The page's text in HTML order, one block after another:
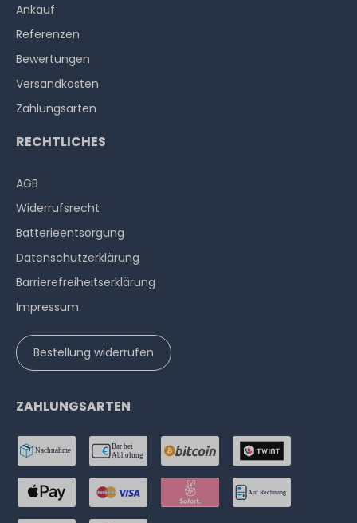
Ankauf
Referenzen
Bewertungen
Versandkosten
Zahlungsarten
RECHTLICHES
AGB
Widerrufs­recht
Batterieentsorgung
Datenschutzerklärung
Barrierefreiheitserklärung
Impressum
Bestellung widerrufen
ZAHLUNGSARTEN